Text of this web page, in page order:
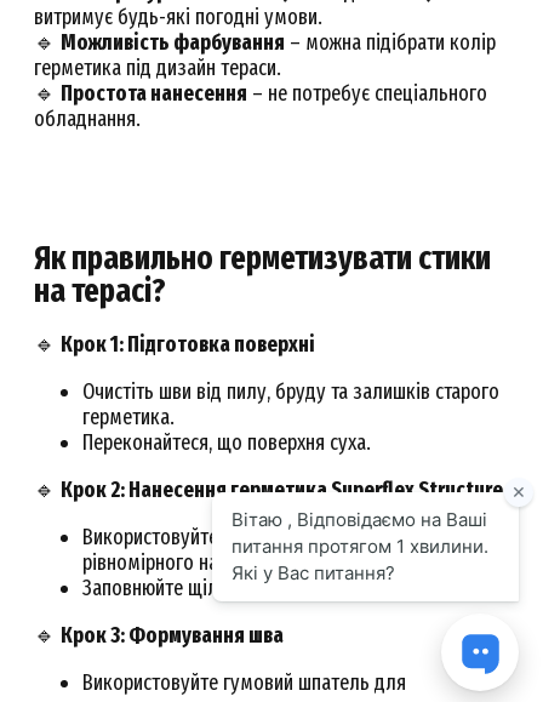
витримує будь-які погодні умови.
🔹 Можливість фарбування – можна підібрати колір
герметика під дизайн тераси.
🔹 Простота нанесення – не потребує спеціального
обладнання.
Як правильно герметизувати стики
на терасі?
🔹 Крок 1: Підготовка поверхні
Очистіть шви від пилу, бруду та залишків старого
герметика.
Переконайтеся, що поверхня суха.
🔹 Крок 2: Нанесення герметика Superflex Structure
Використовуйте пістолет для герметика для
рівномірного нанесення.
Заповнюйте щілини повністю, уникаючи пустот.
🔹 Крок 3: Формування шва
Використовуйте гумовий шпатель для